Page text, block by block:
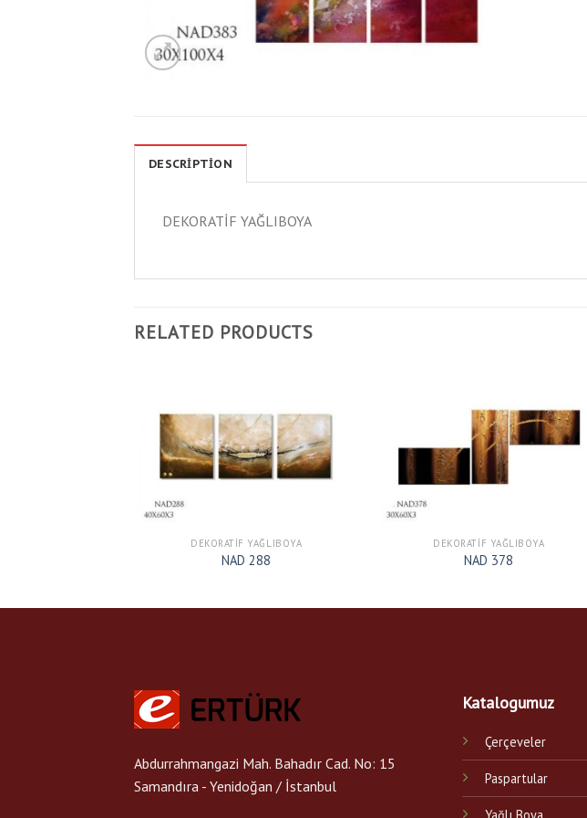
DESCRIPTION
DEKORATİF YAĞLIBOYA
RELATED PRODUCTS
DEKORATIF YAĞLIBOYA
NAD 288
DEKORATIF YAĞLIBOYA
NAD 378
Abdurrahmangazi Mah. Bahadır Cad. No: 15
Samandıra - Yenidoğan / İstanbul
Katalogumuz
Çerçeveler
Paspartular